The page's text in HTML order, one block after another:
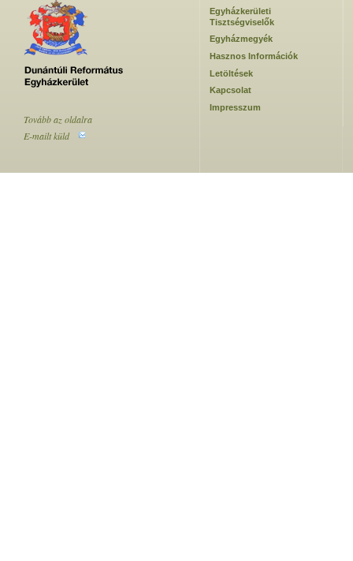
Egyházkerületi
Tisztségviselők
Egyházmegyék
Hasznos Információk
Letöltések
Kapcsolat
Impresszum
Tovább az oldalra
E-mailt küld